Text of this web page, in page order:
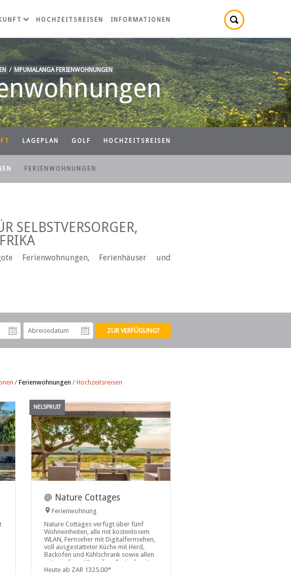
HOCHZEITSREISEN INFORMATIONEN
/ MPUMALANGA FERIENWOHNUNGEN
LAGEPLAN GOLF HOCHZEITSREISEN
FERIENWOHNUNGEN
SELBSTVERSORGER,
Ferienwohnungen, Ferienhäuser und
/ Ferienwohnungen / Hochzeitsreisen
NELSPRUIT
@ Nature Cottages
Ferienwohnung
Nature Cottages verfügt über fünf
Wohneinheiten, alle mit kostenlosem
WLAN, Fernseher mit Digitalfernsehen,
voll ausgestatteter Küche mit Herd,
Backofen und Kühlschrank sowie allen
notwendigen Utensilien, Esstisch mit
Stühlen
Heute ab ZAR 1325.00*